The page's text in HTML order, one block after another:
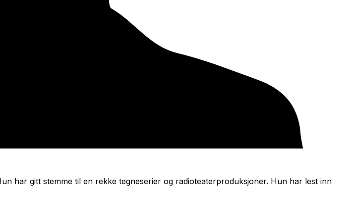
har gitt stemme til en rekke tegneserier og radioteaterproduksjoner. Hun har lest inn